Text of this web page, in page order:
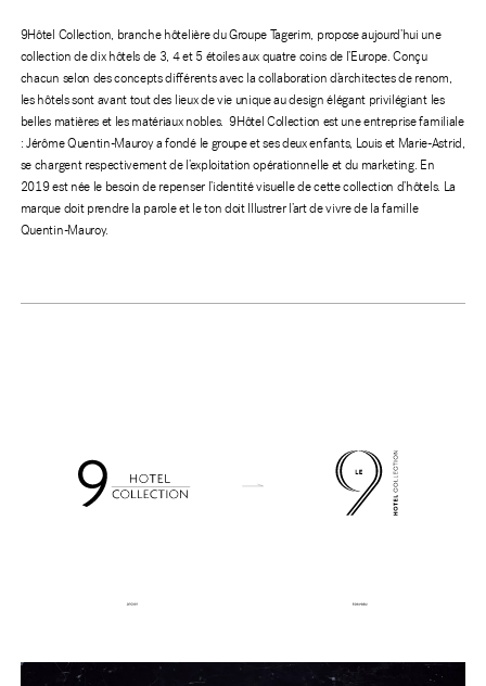
9Hôtel Collection, branche hôtelière du Groupe Tagerim, propose aujourd’hui une
collection de dix hôtels de 3, 4 et 5 étoiles aux quatre coins de l’Europe.Conçu
chacun selon des concepts différents avec la collaboration d’architectes de renom,
les hôtels sont avant tout des lieux de vie unique au design élégant privilégiant les
belles matières et les matériaux nobles. 9Hôtel Collection est une entreprise familiale
: Jérôme Quentin-Mauroy a fondé le groupe et ses deux enfants, Louis et Marie-Astrid,
se chargent respectivement de l’exploitation opérationnelle et du marketing. En
2019 est née le besoin de repenser l’identité visuelle de cette collection d’hôtels. La
marque doit prendre la parole et le ton doit Illustrer l’art de vivre de la famille
Quentin-Mauroy.